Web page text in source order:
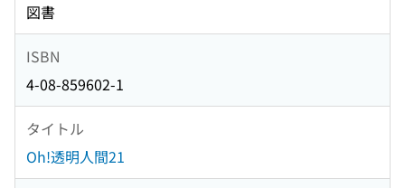
図書
ISBN
4-08-859602-1
タイトル
Oh!透明人間21